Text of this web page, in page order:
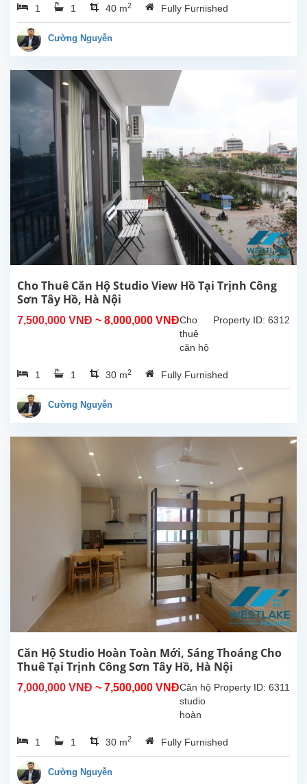
mới và
sáng
Công
Diện
tích
sinh
hoạt
40m²,
nội thất
cao
cấp,
nhiều
sáng
1 1 40 m2 Fully Furnished
Cường Nguyễn
Cho Thuê Căn Hộ Studio View Hồ Tại Trịnh Công
Sơn Tây Hồ, Hà Nội
7,500,000 VNĐ ~ 8,000,000 VNĐ Property ID: 6312
Cho
thuê
căn hộ
view hồ
tại
Tây
Hồ.
tích
30m²,
đã
được
lắp đặt
các
trang
thiết bị,
nội thất
chất...
1 1 30 m2 Fully Furnished
Cường Nguyễn
Căn Hộ Studio Hoàn Toàn Mới, Sáng Thoáng Cho
Thuê Tại Trịnh Công Sơn Tây Hồ, Hà Nội
7,000,000 VNĐ ~ 7,500,000 VNĐ Property ID: 6311
Căn hộ
studio
hoàn
mới tại
Trịnh
1 1 30 m2 Fully Furnished
Cường Nguyễn